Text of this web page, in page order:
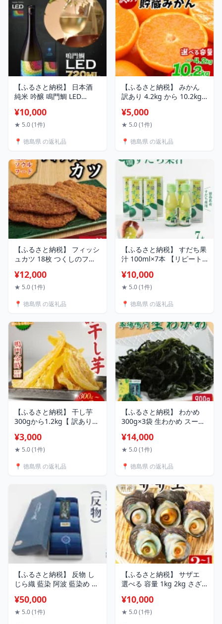
【ふるさと納税】 日本酒
純米 吟醸 鳴門鯛 LED
お酒 清酒 地酒 甘口 ワイン
母の日 父の日 プレゼント
お歳暮 国産 松浦酒造場 鳴
¥10,000
★ 5.0 (1件)
📍 徳島県 の返礼品
【ふるさと納税】 みかん
訳あり 4.2kg から 10.2kg
200g 熟成 柑橘 フルーツ
果物 みかん ミカン みかん
オレンジ 1万円未満 徳島県
5000円 5000円以内
¥5,000
★ 5.0 (1件)
📍 徳島県 の返礼品
【ふるさと納税】 フィッシ
ュカツ 18枚 つくしのフィ
物 詰め合わせ ソウルフー
ド 魚 おかず ビール 日本酒
弁当 時短 惣菜 ご当地 グル
徳島 小松島 津久司蒲鉾
¥12,000
★ 5.0 (1件)
📍 徳島県 の返礼品
【ふるさと納税】 すだち果
汁 100ml×7本 【リピート
だち 果汁 セット 徳島 肉 魚
野菜 お酒 餃子 にも ゆず か
ルーツ 果物 柑橘 カクテル
¥10,000
★ 5.0 (1件)
📍 徳島県 の返礼品
【ふるさと納税】 干し芋
300gから1.2kg【 訳あり
鳴門金時 さつまいも スイ
ーツ お菓子 おやつ ほしい
県 人気 プレゼント ギフト
¥3,000
★ 5.0 (1件)
📍 徳島県 の返礼品
【ふるさと納税】 わかめ
300g×3袋 生わかめ スープ
ビ かつお しらす サーモン
まぐろ さば と一緒に 刺身
汁 みそ 海藻 のり 佃煮 ごは
本場鳴門生わかめ
¥14,000
★ 5.0 (1件)
📍 徳島県 の返礼品
【ふるさと納税】 反物 し
じら織 藍染 阿波 藍染め 伝
日用品 おしゃれ ファッシ
ョン 家庭用 プレゼント ギ
¥50,000
★ 5.0 (1件)
【ふるさと納税】 サザエ
選べる 容量 1kg 2kg さざ
魚介 刺身 焼き物 汁物 さざ
えご飯 壺焼き つぼ 正月 お
¥10,000
★ 5.0 (1件)